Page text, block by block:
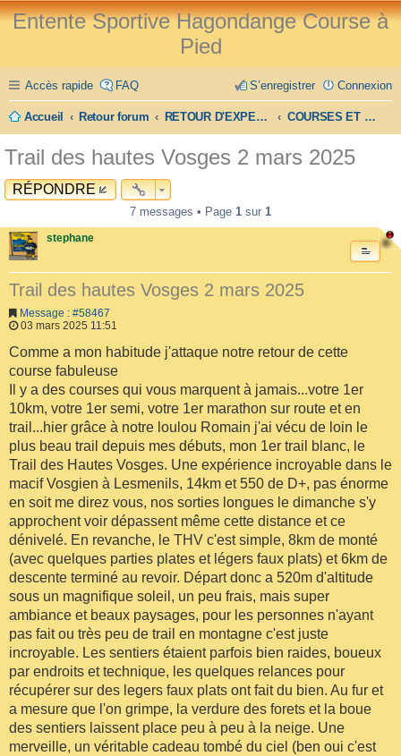
Entente Sportive Hagondange Course à
Pied
Accès rapide FAQ Connexion
S’enregistrer
Accueil Retour forum RETOUR D'EXPERIENCE COURSES ET TRAILS
Trail des hautes Vosges 2 mars 2025
RÉPONDRE
7 messages • Page 1 sur 1
stephane
Trail des hautes Vosges 2 mars 2025
Message : #58467
03 mars 2025 11:51
Comme a mon habitude j'attaque notre retour de cette
course fabuleuse
Il y a des courses qui vous marquent à jamais...votre 1er
10km, votre 1er semi, votre 1er marathon sur route et en
trail...hier grâce à notre loulou Romain j'ai vécu de loin le
plus beau trail depuis mes débuts, mon 1er trail blanc, le
Trail des Hautes Vosges. Une expérience incroyable dans le
macif Vosgien à Lesmenils, 14km et 550 de D+, pas énorme
en soit me direz vous, nos sorties longues le dimanche s'y
approchent voir dépassent même cette distance et ce
dénivelé. En revanche, le THV c'est simple, 8km de monté
(avec quelques parties plates et légers faux plats) et 6km de
descente terminé au revoir. Départ donc a 520m d'altitude
sous un magnifique soleil, un peu frais, mais super
ambiance et beaux paysages, pour les personnes n'ayant
pas fait ou très peu de trail en montagne c'est juste
incroyable. Les sentiers étaient parfois bien raides, boueux
par endroits et technique, les quelques relances pour
récupérer sur des legers faux plats ont fait du bien. Au fur et
a mesure que l'on grimpe, la verdure des forets et la boue
des sentiers laissent place peu à peu à la neige. Une
merveille, un véritable cadeau tombé du ciel (ben oui c'est